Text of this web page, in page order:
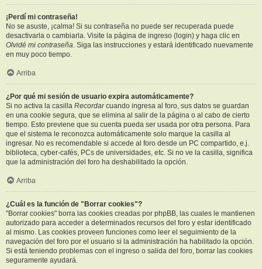
¡Perdí mi contraseña!
No se asuste, ¡calma! Si su contraseña no puede ser recuperada puede
desactivarla o cambiarla. Visite la página de ingreso (login) y haga clic en
Olvidé mi contraseña. Siga las instrucciones y estará identificado nuevamente
en muy poco tiempo.
Arriba
¿Por qué mi sesión de usuario expira automáticamente?
Si no activa la casilla Recordarcuando ingresa al foro, sus datos se guardan
en una cookie segura, que se elimina al salir de la página o al cabo de cierto
tiempo. Esto previene que su cuenta pueda ser usada por otra persona. Para
que el sistema le reconozca automáticamente solo marque la casilla al
ingresar. No es recomendable si accede al foro desde un PC compartido, e.j.
biblioteca, cyber-cafés, PCs de universidades, etc. Si no ve la casilla, significa
que la administración del foro ha deshabilitado la opción.
Arriba
¿Cuál es la función de "Borrar cookies"?
"Borrar cookies" borra las cookies creadas por phpBB, las cuales le mantienen
autorizado para acceder a determinados recursos del foro y estar identificado
al mismo. Las cookies proveen funciones como leer el seguimiento de la
navegación del foro por el usuario si la administración ha habilitado la opción.
Si está teniendo problemas con el ingreso o salida del foro, borrar las cookies
seguramente ayudará.